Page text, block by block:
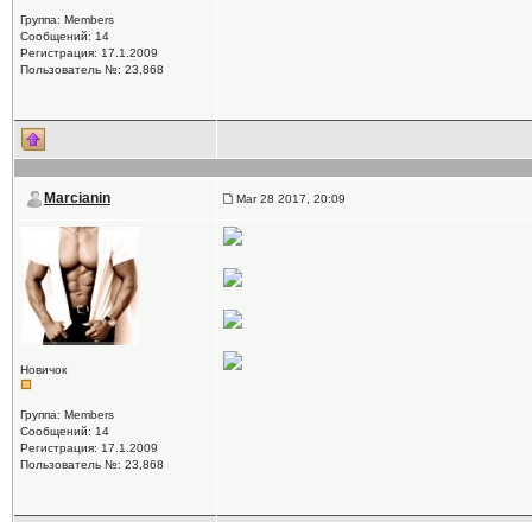
Группа: Members
Сообщений: 14
Регистрация: 17.1.2009
Пользователь №: 23,868
Marcianin Mar 28 2017, 20:09
Новичок
Группа: Members
Сообщений: 14
Регистрация: 17.1.2009
Пользователь №: 23,868